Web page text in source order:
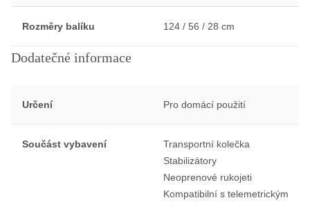
Rozměry balíku 124 / 56 / 28 cm
Dodatečné informace
Určení Pro domácí použití
Součást vybavení
Transportní kolečka
Stabilizátory
Neoprenové rukojeti
Kompatibilní s telemetrickým